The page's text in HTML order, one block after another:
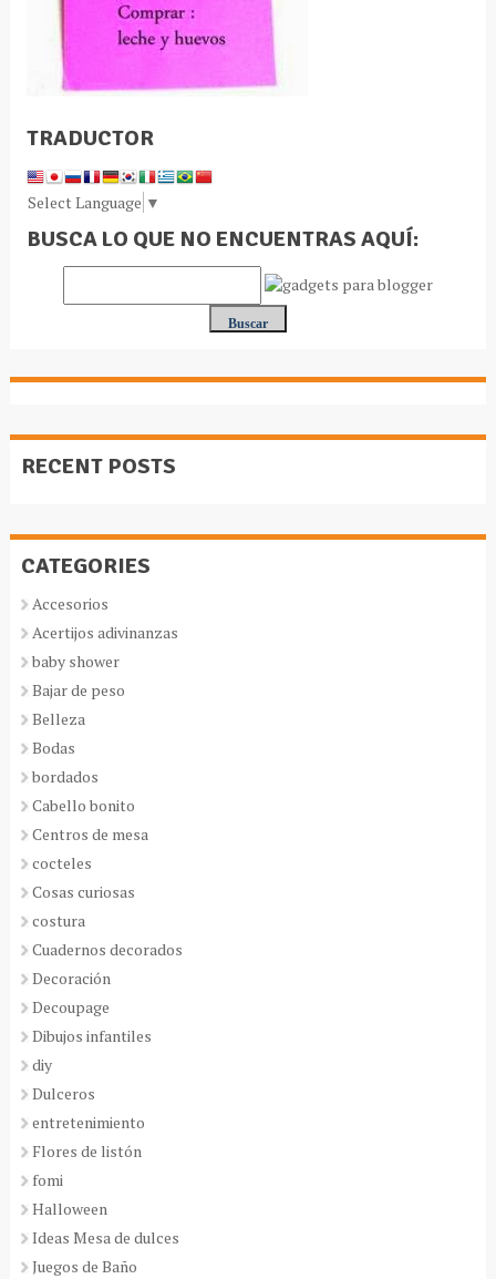
TRADUCTOR
Select Language ▼
BUSCA LO QUE NO ENCUENTRAS AQUÍ:
RECENT POSTS
CATEGORIES
Accesorios
Acertijos adivinanzas
baby shower
Bajar de peso
Belleza
Bodas
bordados
Cabello bonito
Centros de mesa
cocteles
Cosas curiosas
costura
Cuadernos decorados
Decoración
Decoupage
Dibujos infantiles
diy
Dulceros
entretenimiento
Flores de listón
fomi
Halloween
Ideas Mesa de dulces
Juegos de Baño